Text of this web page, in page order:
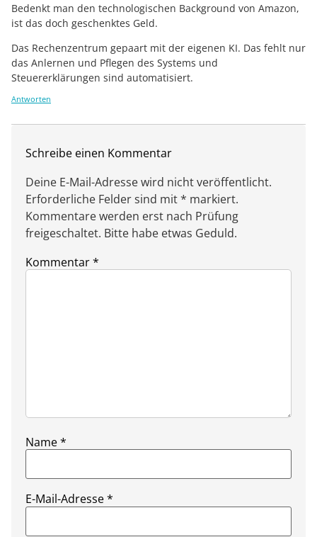
Bedenkt man den technologischen Background von Amazon,
ist das doch geschenktes Geld.
Das Rechenzentrum gepaart mit der eigenen KI. Das fehlt nur
das Anlernen und Pflegen des Systems und
Steuererklärungen sind automatisiert.
Antworten
Schreibe einen Kommentar
Deine E-Mail-Adresse wird nicht veröffentlicht.
Erforderliche Felder sind mit * markiert.
Kommentare werden erst nach Prüfung
freigeschaltet. Bitte habe etwas Geduld.
Kommentar*
Name*
E-Mail-Adresse*